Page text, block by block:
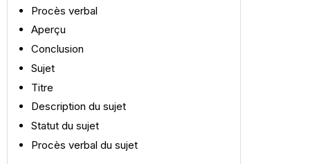
Procès verbal
Aperçu
Conclusion
Sujet
Titre
Description du sujet
Statut du sujet
Procès verbal du sujet